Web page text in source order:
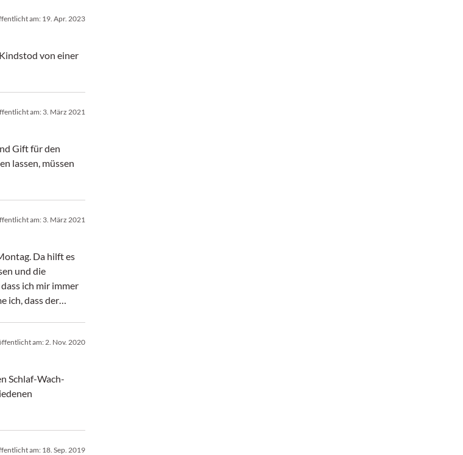
am: 19. Apr. 2023
von einer
am: 3. März 2021
Gift für den
lassen, müssen
am: 3. März 2021
Da hilft es
und die
ich mir immer
ich, dass der
am:2. Nov. 2020
Schlaf-Wach-
am: 18. Sep. 2019